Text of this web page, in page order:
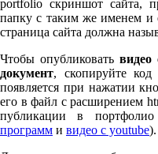
port­fo­lio скриншот сайта,
папку с таким же именем и
страница сайта должна
Чтобы опубликовать видео
документ, скопируйте
появляется при нажатии
его в файл с расширением
публикации в
программ и видео с youtube).